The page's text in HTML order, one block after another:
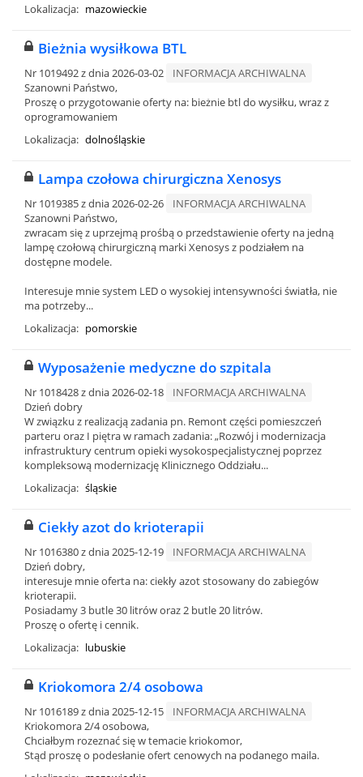
Lokalizacja: mazowieckie
Bieżnia wysiłkowa BTL
Nr 1019492 z dnia 2026-03-02
INFORMACJA ARCHIWALNA
Szanowni Państwo,
Proszę o przygotowanie oferty na: bieżnie btl do wysiłku, wraz z
oprogramowaniem
Lokalizacja: dolnośląskie
Lampa czołowa chirurgiczna Xenosys
Nr 1019385 z dnia 2026-02-26
INFORMACJA ARCHIWALNA
Szanowni Państwo,
zwracam się z uprzejmą prośbą o przedstawienie oferty na jedną
lampę czołową chirurgiczną marki Xenosys z podziałem na
dostępne modele.
Interesuje mnie system LED o wysokiej intensywności światła, nie
ma potrzeby...
Lokalizacja: pomorskie
Wyposażenie medyczne do szpitala
Nr 1018428 z dnia 2026-02-18
INFORMACJA ARCHIWALNA
Dzień dobry
W związku z realizacją zadania pn. Remont części pomieszczeń
parteru oraz I piętra w ramach zadania: „Rozwój i modernizacja
infrastruktury centrum opieki wysokospecjalistycznej poprzez
kompleksową modernizację Klinicznego Oddziału...
Lokalizacja: śląskie
Ciekły azot do krioterapii
Nr 1016380 z dnia 2025-12-19
INFORMACJA ARCHIWALNA
Dzień dobry,
interesuje mnie oferta na: ciekły azot stosowany do zabiegów
krioterapii.
Posiadamy 3 butle 30 litrów oraz 2 butle 20 litrów.
Proszę o ofertę i cennik.
Lokalizacja: lubuskie
Kriokomora 2/4 osobowa
Nr 1016189 z dnia 2025-12-15
INFORMACJA ARCHIWALNA
Kriokomora 2/4 osobowa,
Chciałbym rozeznać się w temacie kriokomor,
Stąd proszę o podesłanie ofert cenowych na podanego maila.